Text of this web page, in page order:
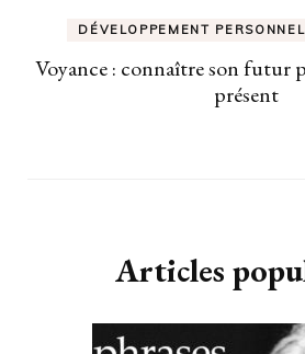
DÉVELOPPEMENT PERSONNEL
Voyance : connaître son futur
présent
Articles